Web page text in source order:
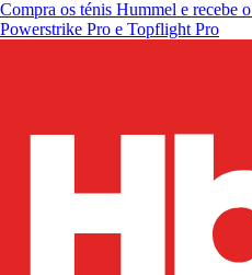
Compra os ténis Hummel e recebe o
Powerstrike Pro e Topflight Pro